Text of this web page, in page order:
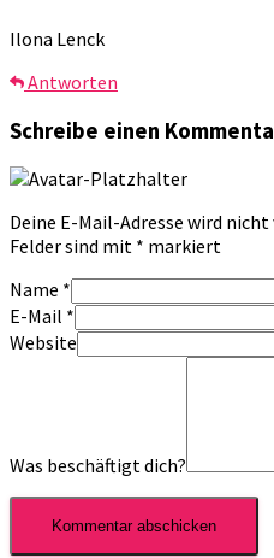
Ilona Lenck
Antworten
Schreibe einen
Deine E-Mail-Adresse wird
Felder sind mit * markiert
Name *
E-Mail *
Website
Was beschäftigt dich?